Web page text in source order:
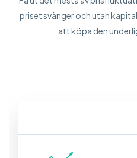
priset svänger och utan
att köpa den